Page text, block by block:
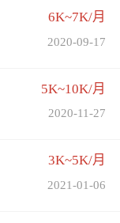
6K~7K/月
2020-09-17
5K~10K/月
2020-11-27
3K~5K/月
2021-01-06